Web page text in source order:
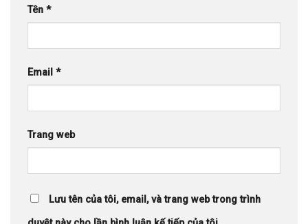
Tên *
Email *
Trang web
Lưu tên của tôi, email, và trang web trong trình